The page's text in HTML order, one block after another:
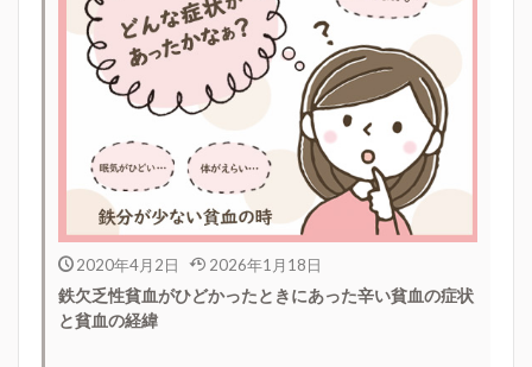
2020年4月2日 2026年1月18日
鉄欠乏性貧血がひどかったときにあった辛い貧血の症状
と貧血の経緯